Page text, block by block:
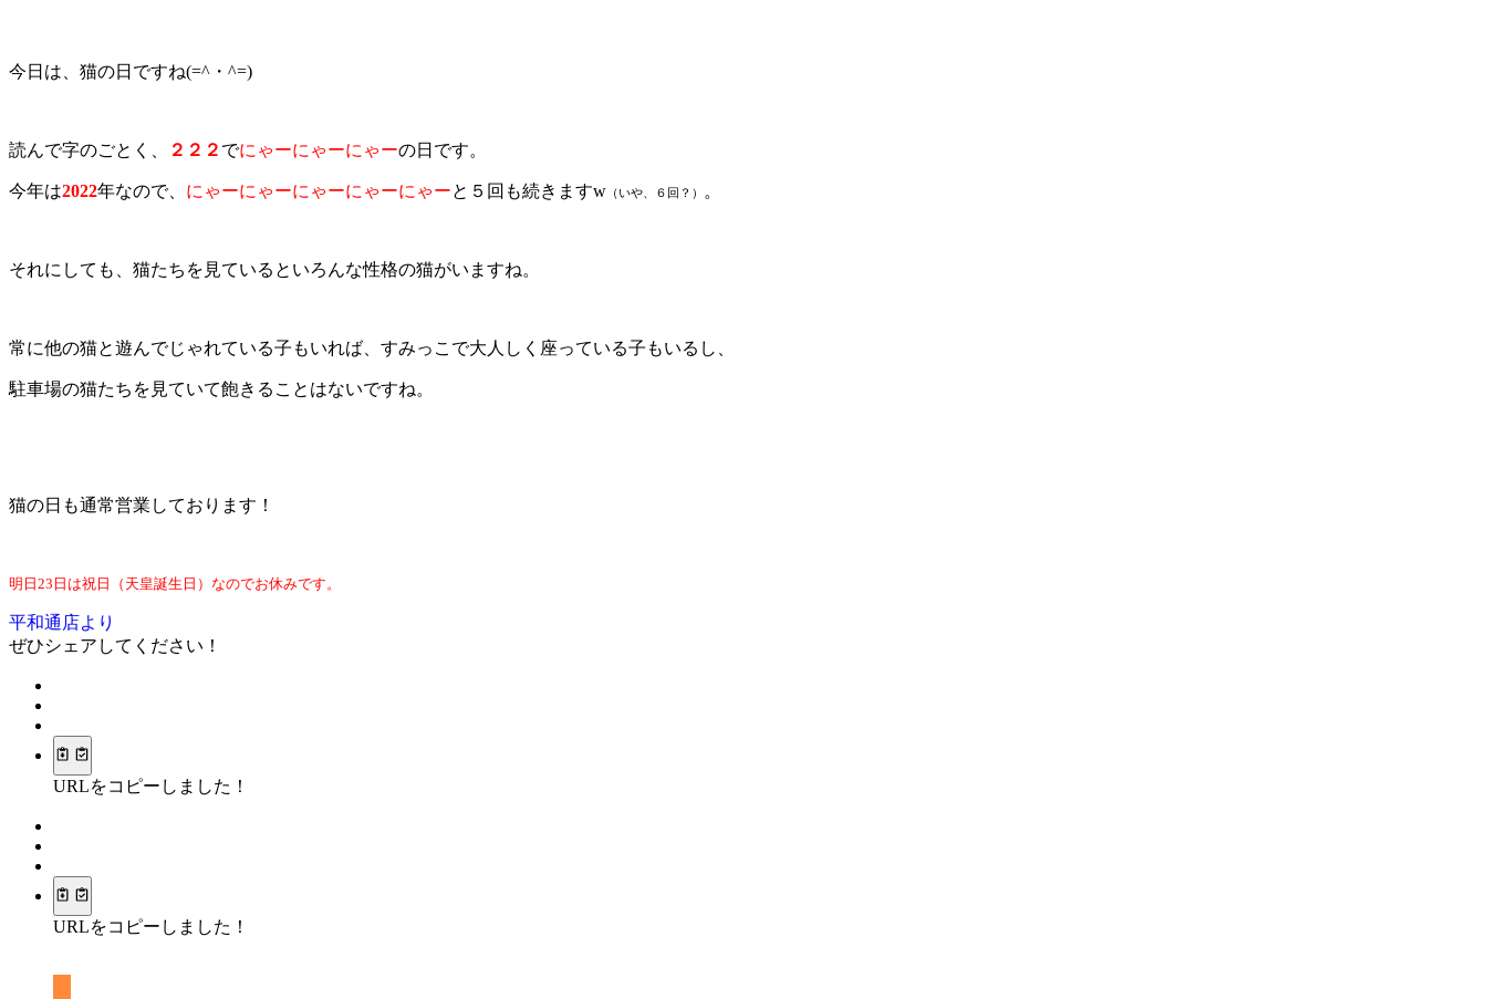
今日は、猫の日ですね(=^・^=)
読んで字のごとく、 ２２２ でにゃーにゃーにゃーの日です。
今年は2022年なので、 にゃーにゃーにゃーにゃーにゃーと５回も続きますw （いや、６回？） 。
それにしても、猫たちを見ているといろんな性格の猫がいますね。
常に他の猫と遊んでじゃれている子もいれば、すみっこで大人しく座っている子もいるし、
駐車場の猫たちを見ていて飽きることはないですね。
猫の日も通常営業しております！
明日23日は祝日（天皇誕生日）なのでお休みです。
平和通店より
ぜひシェアしてください！
URLをコピーしました！
URLをコピーしました！